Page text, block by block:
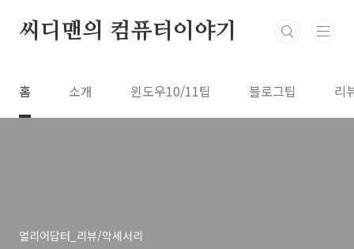
씨디맨의 컴퓨터이야기
홈 소개 윈도우10/11팁 블로그팁 리
얼리어답터_리뷰/악세서리